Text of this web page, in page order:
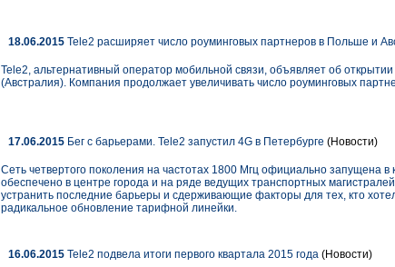
18.06.2015 Tele2 расширяет число роуминговых партнеров в Польше и
Tele2, альтернативный оператор мобильной связи, объявляет об
(Австралия). Компания продолжает увеличивать число роуминговых
17.06.2015 Бег с барьерами. Tele2 запустил 4G в Петербурге (Новости)
Сеть четвертого поколения на частотах 1800 Мгц официально запущена
обеспечено в центре города и на ряде ведущих транспортных
устранить последние барьеры и сдерживающие факторы для тех, кто
радикальное обновление тарифной линейки.
16.06.2015 Tele2 подвела итоги первого квартала 2015 года (Новости)